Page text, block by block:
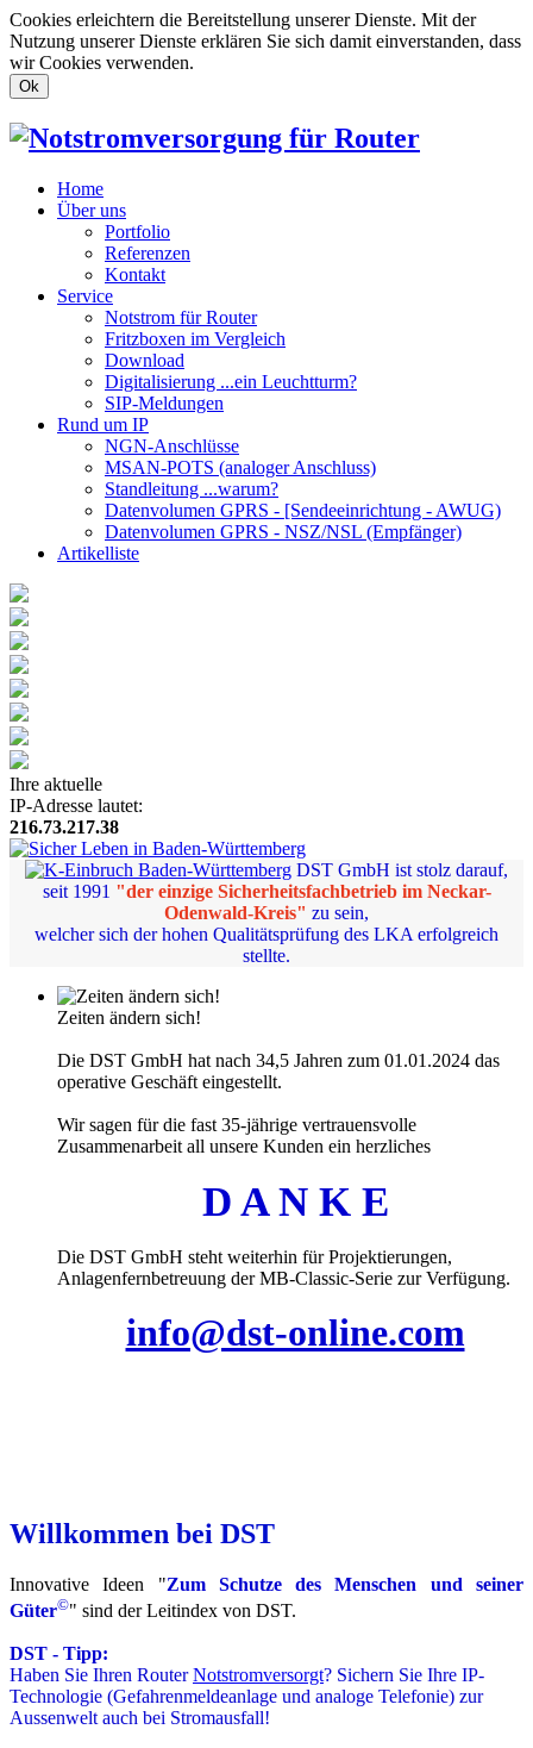
Cookies erleichtern die Bereitstellung unserer Dienste. Mit der
Nutzung unserer Dienste erklären Sie sich damit einverstanden, dass
wir Cookies verwenden.
Ok
Home
Über uns
Portfolio
Referenzen
Kontakt
Service
Notstrom für Router
Fritzboxen im Vergleich
Download
Digitalisierung ...ein Leuchtturm?
SIP-Meldungen
Rund um IP
NGN-Anschlüsse
MSAN-POTS (analoger Anschluss)
Standleitung ...warum?
Datenvolumen GPRS - [Sendeeinrichtung - AWUG)
Datenvolumen GPRS - NSZ/NSL (Empfänger)
Artikelliste
Ihre aktuelle
IP-Adresse lautet:
216.73.217.38
DST GmbH ist stolz darauf,
seit 1991 "der einzige Sicherheitsfachbetrieb im Neckar-
Odenwald-Kreis" zu sein,
welcher sich der hohen Qualitätsprüfung des LKA erfolgreich
stellte.
Zeiten ändern sich!
Die DST GmbH hat nach 34,5 Jahren zum 01.01.2024 das
operative Geschäft eingestellt.
Wir sagen für die fast 35-jährige vertrauensvolle
Zusammenarbeit all unsere Kunden ein herzliches
D A N K E
Die DST GmbH steht weiterhin für Projektierungen,
Anlagenfernbetreuung der MB-Classic-Serie zur Verfügung.
info@dst-online.com
Willkommen bei DST
Innovative Ideen "Zum Schutze des Menschen und seiner
Güter©" sind der Leitindex von DST.
DST - Tipp:
Haben Sie Ihren RouterNotstromversorgt? Sichern Sie Ihre IP-
Technologie (Gefahrenmeldeanlage und analoge Telefonie) zur
Aussenwelt auch bei Stromausfall!